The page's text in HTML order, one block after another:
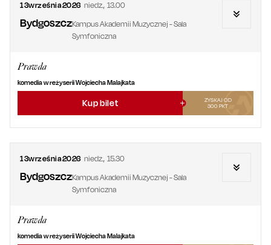
13września2026 niedz., 13.00
BydgoszczKampus Akademii Muzycznej - Sala
Symfoniczna
Prawda
komedia w reżyserii Wojciecha Malajkata
Kup bilet
ZYSKAJ OD
300 PKT
13września2026 niedz., 15.30
BydgoszczKampus Akademii Muzycznej - Sala
Symfoniczna
Prawda
komedia w reżyserii Wojciecha Malajkata